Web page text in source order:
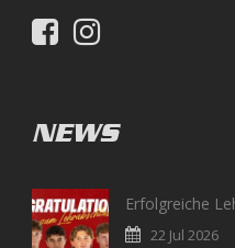
NEWS
Erfolgreiche
22 Jul 2026